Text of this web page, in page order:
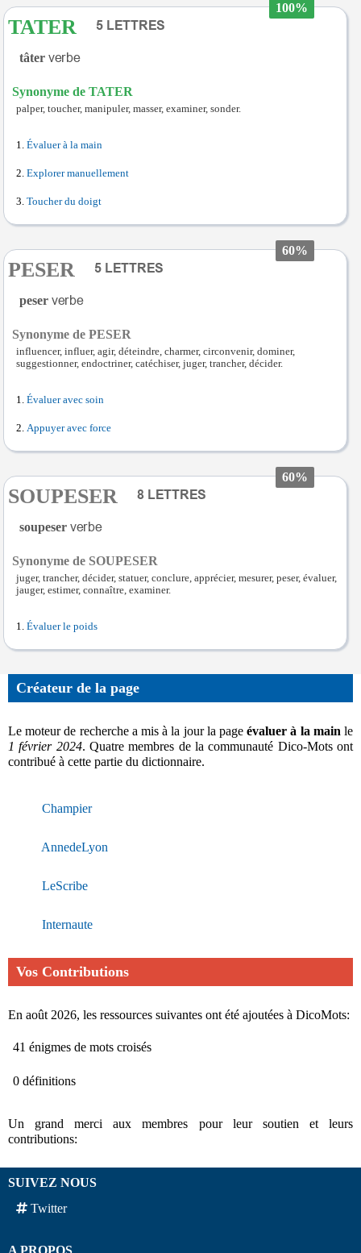
100%
TATER
tâter
Synonyme de TATER
palper, toucher, manipuler, masser, examiner, sonder.
Évaluer à la main
Explorer manuellement
Toucher du doigt
60%
PESER
peser
Synonyme de PESER
influencer, influer, agir, déteindre, charmer, circonvenir, dominer,
suggestionner, endoctriner, catéchiser, juger, trancher, décider.
Évaluer avec soin
Appuyer avec force
60%
SOUPESER
soupeser
Synonyme de SOUPESER
juger, trancher, décider, statuer, conclure, apprécier, mesurer, peser, évaluer,
jauger, estimer, connaître, examiner.
Évaluer le poids
Créateur de la page
Le moteur de recherche a mis à la jour la pageévaluer à la main le
1 février 2024. Quatre membres de la communauté Dico-Mots ont
contribué à cette partie du dictionnaire.
Champier
AnnedeLyon
LeScribe
Internaute
Vos Contributions
En août 2026, les ressources suivantes ont été ajoutées à DicoMots:
41 énigmes de mots croisés
0 définitions
Un grand merci aux membres pour leur soutien et leurs
contributions:
SUIVEZ NOUS
Twitter
A PROPOS